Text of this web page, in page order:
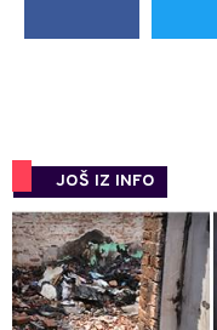
JOŠ IZ INFO